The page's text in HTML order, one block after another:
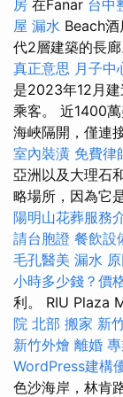
房 在Fanar 台中
屋 漏水 Beach
代2層建築的長廊
真正意思 月子中
是2023年12月
乘客。 近1400
海峽隔開，僅連
室內裝潢 免費律
亞洲以及大理石
略場所，因為它
陽明山花葬服務
請台胞證 餐飲設
毛孔醫美 漏水
小時多少錢？價
利。 RIU Plaza
院 北部 搬家 新
新竹外燴 離婚
WordPress建構
色沙海岸，林肯